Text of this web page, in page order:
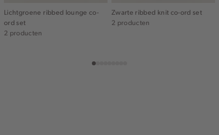
Lichtgroene ribbed lounge co-
ord set
2 producten
Zwarte ribbed knit co-ord set
2 producten